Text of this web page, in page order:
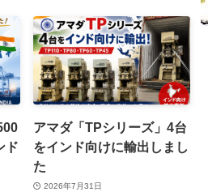
ド
アマダ「TPシリーズ」4台
をインド向けに輸出しまし
た
2026年7月31日